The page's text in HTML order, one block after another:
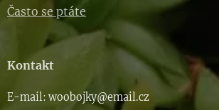
Často se ptáte
Kontakt
E-mail: woobojky@email.cz